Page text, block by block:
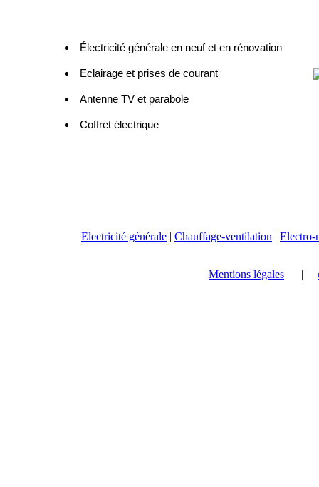
Électricité générale en neuf et en rénovation
Eclairage et prises de courant
Antenne TV et parabole
Coffret électrique
Electricité générale | Chauffage-ventilation | Electro-
Mentions légales |